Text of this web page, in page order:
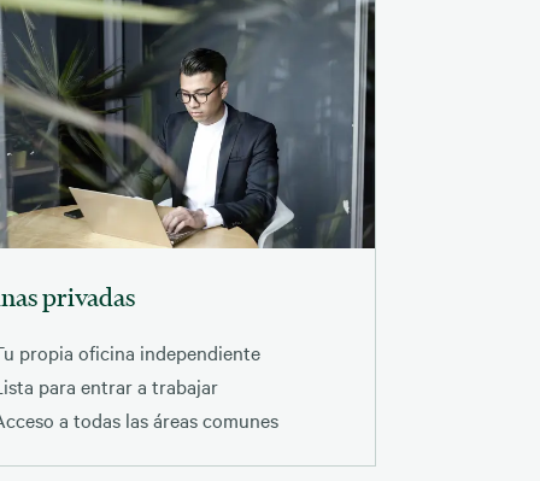
privadas
propia oficina independiente
para entrar a trabajar
a todas las áreas comunes